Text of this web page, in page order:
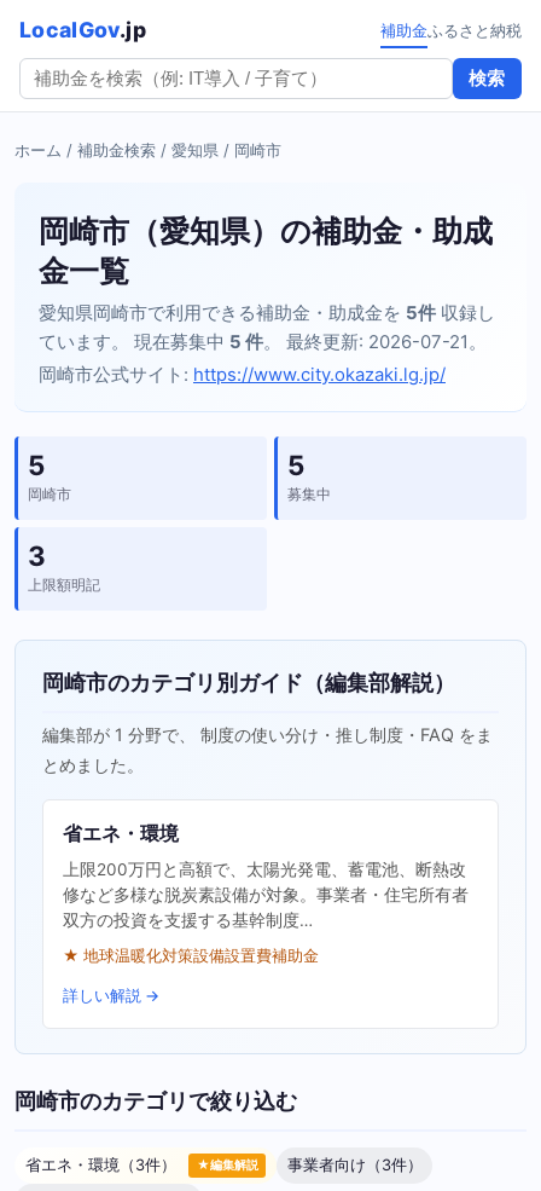
LocalGov.jp
検索
補助金ふるさと納税
ホーム / 補助金検索 / 愛知県 / 岡崎市
岡崎市（愛知県）の補助金・助成
金一覧
愛知県岡崎市で利用できる補助金・助成金を 5件 収録し
ています。 現在募集中 5 件。 最終更新: 2026-07-21。
岡崎市公式サイト: https://www.city.okazaki.lg.jp/
5
岡崎市
5
募集中
3
上限額明記
岡崎市のカテゴリ別ガイド（編集部解説）
編集部が 1 分野で、 制度の使い分け・推し制度・FAQ をま
とめました。
省エネ・環境
上限200万円と高額で、太陽光発電、蓄電池、断熱改
修など多様な脱炭素設備が対象。事業者・住宅所有者
双方の投資を支援する基幹制度…
★ 地球温暖化対策設備設置費補助金
詳しい解説 →
岡崎市のカテゴリで絞り込む
省エネ・環境（3件） ★編集解説
事業者向け（3件）